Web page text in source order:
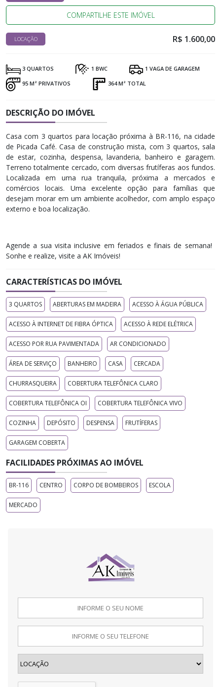
COMPARTILHE ESTE IMÓVEL
LOCAÇÃO R$ 1.600,00
3 QUARTOS 1 BWC 1 VAGA DE GARAGEM
95 M² PRIVATIVOS 364 M² TOTAL
DESCRIÇÃO DO IMÓVEL
Casa com 3 quartos para locação próxima à BR-116, na cidade
de Picada Café. Casa de construção mista, com 3 quartos, sala
de estar, cozinha, despensa, lavanderia, banheiro e garagem.
Terreno totalmente cercado, com diversas frutíferas aos fundos.
Localizada em uma rua tranquila, próxima a mercados e
comércios locais. Uma excelente opção para famílias que
desejam morar em um ambiente acolhedor, com amplo espaço
externo e boa localização.
Agende a sua visita inclusive em feriados e finais de semana! ​
Sonhe e realize, visite a AK Imóveis!
CARACTERÍSTICAS DO IMÓVEL
3 QUARTOS ABERTURAS EM MADEIRA ACESSO À ÁGUA PÚBLICA
ACESSO À INTERNET DE FIBRA ÓPTICA ACESSO À REDE ELÉTRICA
ACESSO POR RUA PAVIMENTADA AR CONDICIONADO
ÁREA DE SERVIÇO BANHEIRO CASA CERCADA
CHURRASQUEIRA COBERTURA TELEFÔNICA CLARO
COBERTURA TELEFÔNICA OI COBERTURA TELEFÔNICA VIVO
COZINHA DEPÓSITO DESPENSA FRUTÍFERAS
GARAGEM COBERTA
FACILIDADES PRÓXIMAS AO IMÓVEL
BR-116 CENTRO CORPO DE BOMBEIROS ESCOLA
MERCADO